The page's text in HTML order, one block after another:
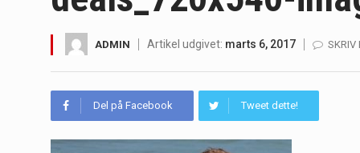
Irritabel tyktarm (Irritable Bowel
Padel er en sport, der er blevet
Massagestole er ikke længere
ADMIN Artikel udgivet: marts 6, 2017 SKRIV
Del på Facebook Tweet dette!